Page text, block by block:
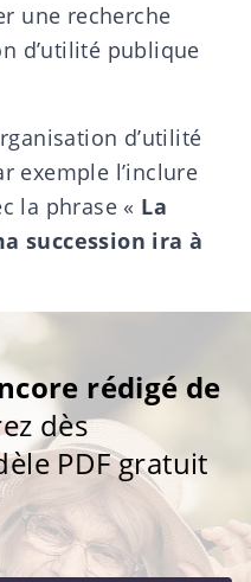
une recherche
d’utilité publique
d’utilité
exemple l’inclure
la phrase « La
succession ira à
rédigé de
dès
PDF gratuit